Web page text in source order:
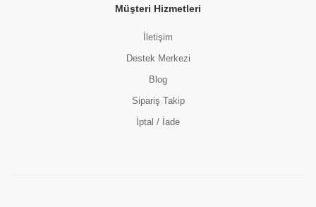
Müşteri Hizmetleri
İletişim
Destek Merkezi
Blog
Sipariş Takip
İptal / İade